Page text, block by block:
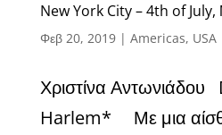
New York City – 4th of July,
Φεβ 20, 2019| Americas, USA
Χριστίνα
Harlem* Με μια